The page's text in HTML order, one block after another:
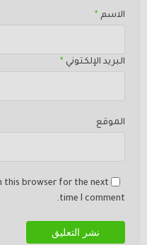
الاسم *
البريد الإلكتوني *
الموقع
this browser for the next
time I comment.